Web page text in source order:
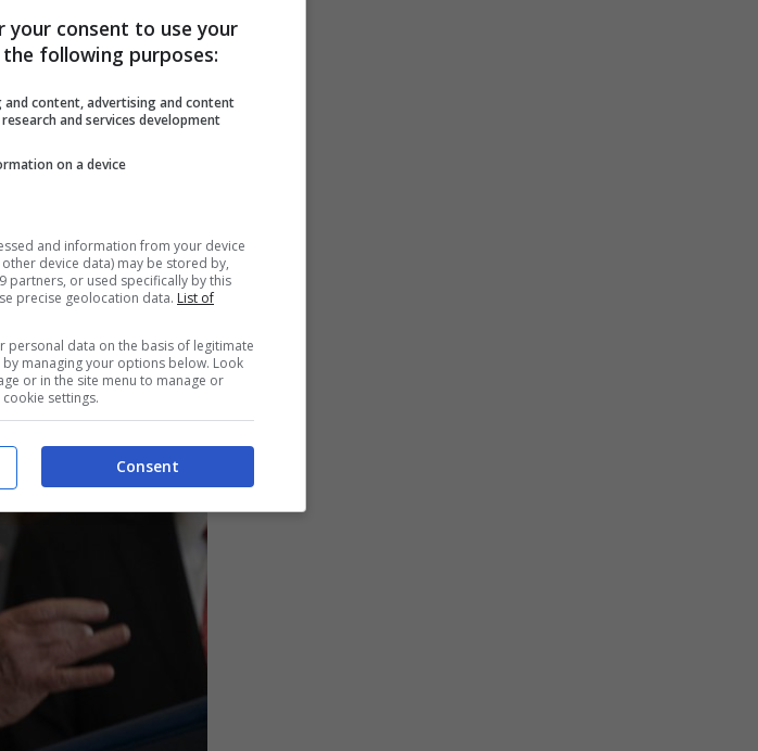
dei miei ruoli. Ma
sarà giusto“.
your consent to use your
following purposes:
and content, advertising and content
and services development
on a device
and information from your device
device data) may be stored by,
partners, or used specifically by this
precise geolocation data. List of
personal data on the basis of legitimate
managing your options below. Look
or in the site menu to manage or
settings.
Consent